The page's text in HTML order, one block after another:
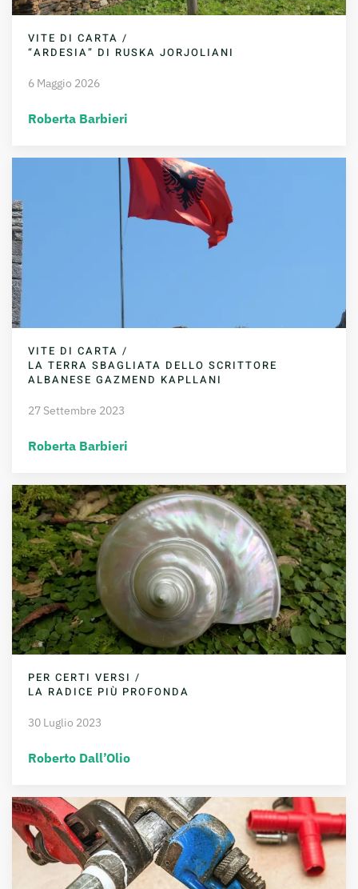
VITE DI CARTA /
“ARDESIA” DI RUSKA JORJOLIANI
6 Maggio 2026
Roberta Barbieri
VITE DI CARTA /
LA TERRA SBAGLIATA DELLO SCRITTORE
ALBANESE GAZMEND KAPLLANI
27 Settembre 2023
Roberta Barbieri
PER CERTI VERSI /
LA RADICE PIÙ PROFONDA
30 Luglio 2023
Roberto Dall’Olio